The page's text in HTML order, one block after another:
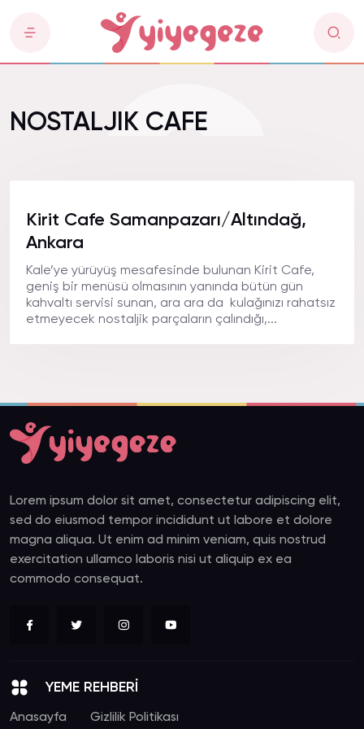
NOSTALJIK CAFE
Kirit Cafe Samanpazarı/Altındağ,
Ankara
Kale’ye yürüyüş mesafesinde bulunan Kirit Cafe,
geniş bir menüsü olmasının yanında bütün gün
kahvaltı servisi sunan, ara ara da kulağınızı rahatsız
etmeyecek nostaljik parçaların çalındığı,...
Lorem ipsum dolor sit amet, consectetur adipiscing elit,
sed do eiusmod tempor incididunt ut labore et dolore
magna aliqua. Ut enim ad minim veniam, quis nostrud
exercitation ullamco laboris nisi ut aliquip ex ea
commodo consequat.
YEME REHBERİ
Anasayfa Gizlilik Politikası